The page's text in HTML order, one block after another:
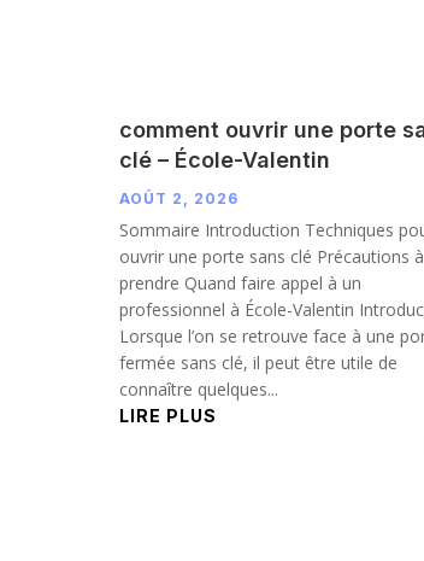
comment ouvrir une porte
clé – École-Valentin
AOÛT 2, 2026
Sommaire Introduction Techniques
ouvrir une porte sans clé Précautions à
prendre Quand faire appel à un
professionnel à École-Valentin
Lorsque l’on se retrouve face à une
fermée sans clé, il peut être utile de
connaître quelques...
LIRE PLUS